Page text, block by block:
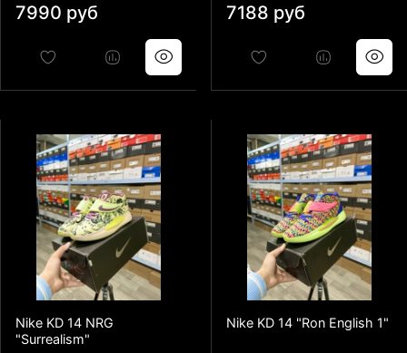
7990 руб 7188 руб
Nike KD 14 NRG
"Surrealism"
Nike KD 14 "Ron English 1"